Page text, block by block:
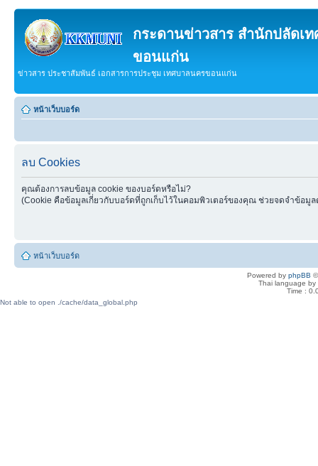
กระดานข่าวสาร สำนักปลัดเ
ขอนแก่น
ข่าวสาร ประชาสัมพันธ์ เอกสารการประชุม เทศบาลนครขอนแก่น
หน้าเว็บบอร์ด
ลบ Cookies
คุณต้องการลบข้อมูล cookie ของบอร์ดหรือไม่?
(Cookie คือข้อมูลเกี่ยวกับบอร์ดที่ถูกเก็บไว้ในคอมพิวเตอร์ของคุณ ช่วยจดจำข้อมูล
หน้าเว็บบอร์ด
Powered by phpBB
Thai language by
Time :
Not able to open ./cache/data_global.php